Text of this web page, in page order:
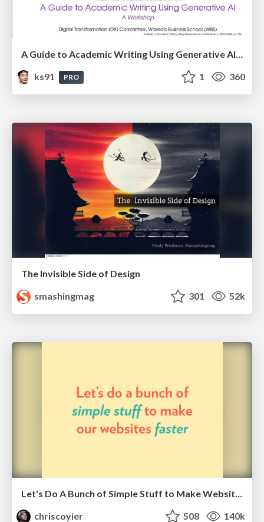
A Guide to Academic Writing Using Generative AI - A Workshop
ks91
PRO 1 360
The Invisible Side of Design
smashingmag
301 52k
Let's Do A Bunch of Simple Stuff to Make Websites Faster
chriscoyier
508 140k